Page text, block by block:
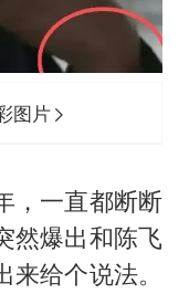
图片
，一直都断断
然爆出和陈飞
给个说法。